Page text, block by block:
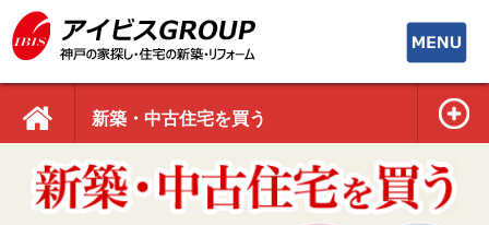
toggle
新築・中古住宅を買う